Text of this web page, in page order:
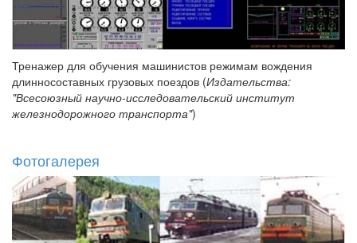
Тренажер для обучения машинистов режимам вождения
длинносоставных грузовых поездов (Издательства:
"Всесоюзный научно-исследовательский институт
железнодорожного транспорта")
Фотогалерея